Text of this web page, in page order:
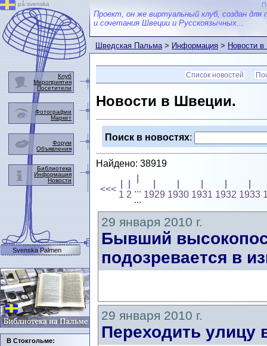
Проект, он же виртуальный клуб, создан для
и сочетания Швеции и Русскоязычных...
Шведская Пальма>Информация>Новости
Список новостей
Новости в Швеции.
Поиск в новостях:
Найдено: 38919
<<<
1 2
...
...
1929 1930 1931 1932 1933
29 января 2010 г.
Бывший
подозревается в
29 января 2010 г.
Переходить улицу
på svenska
Клуб
Мероприятия
Посетители
Фотографии
Маркет
Форум
Объявления
Библиотека
Информация
Новости
Svenska Palmen
В Стокгольме: